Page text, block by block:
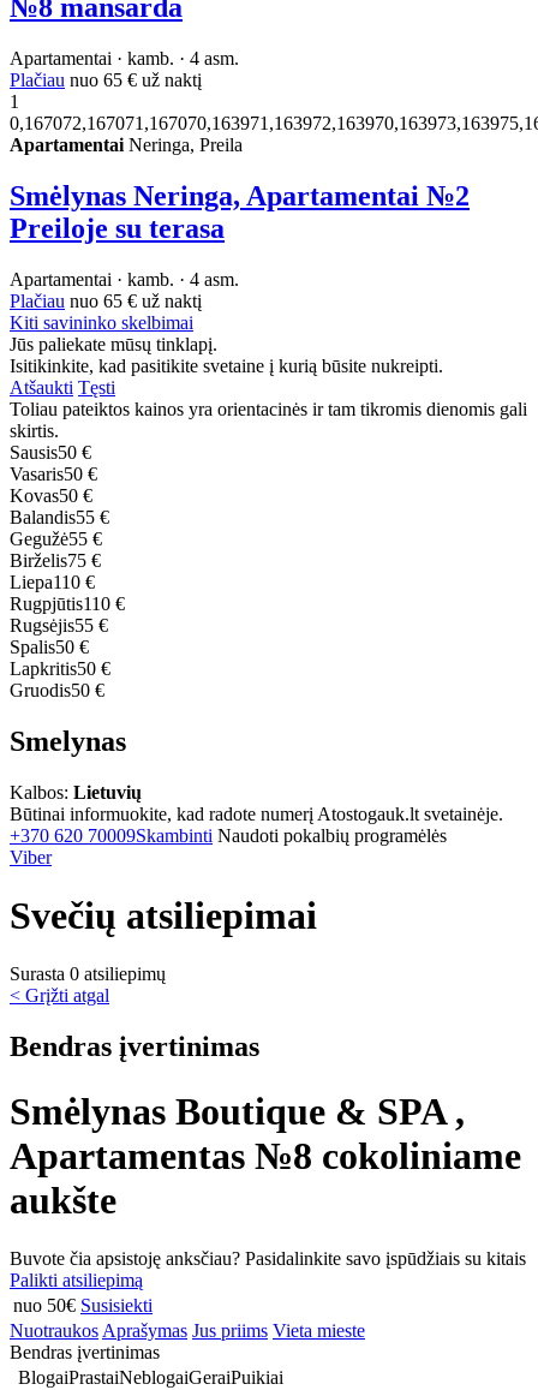
№8 mansarda
Apartamentai · kamb. · 4 asm.
Plačiau nuo 65 € už naktį
1
Apartamentai Neringa, Preila
Smėlynas Neringa, Apartamentai №2
Preiloje su terasa
Apartamentai · kamb. · 4 asm.
Plačiau nuo 65 € už naktį
Kiti savininko skelbimai
Jūs paliekate mūsų tinklapį.
Isitikinkite, kad pasitikite svetaine į kurią būsite nukreipti.
Atšaukti Tęsti
Toliau pateiktos kainos yra orientacinės ir tam tikromis dienomis gali
skirtis.
Sausis50 €
Vasaris50 €
Kovas50 €
Balandis55 €
Gegužė55 €
Birželis75 €
Liepa110 €
Rugpjūtis110 €
Rugsėjis55 €
Spalis50 €
Lapkritis50 €
Gruodis50 €
Smelynas
Kalbos: Lietuvių
Būtinai informuokite, kad radote numerį Atostogauk.lt svetainėje.
+370 620 70009Skambinti Naudoti pokalbių programėlės
Viber
Svečių atsiliepimai
Surasta 0 atsiliepimų
< Grįžti atgal
Bendras įvertinimas
Smėlynas Boutique & SPA ,
Apartamentas №8 cokoliniame
aukšte
Buvote čia apsistoję anksčiau? Pasidalinkite savo įspūdžiais su kitais
Palikti atsiliepimą
nuo 50€ Susisiekti
Nuotraukos Aprašymas Jus priims Vieta mieste
Bendras įvertinimas
BlogaiPrastaiNeblogaiGeraiPuikiai